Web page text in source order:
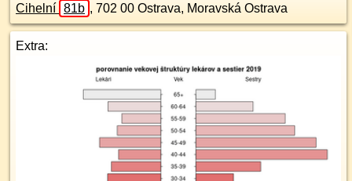
Cihelní 81b , 702 00 Ostrava, Moravská Ostrava
Extra: